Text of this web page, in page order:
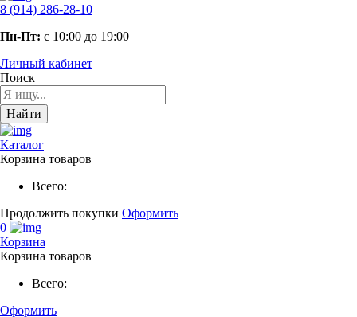
8 (914) 286-28-10
Пн-Пт: с 10:00 до 19:00
Личный кабинет
Поиск
Найти
Каталог
Корзина товаров
Всего:
Продолжить покупки Оформить
0
Корзина
Корзина товаров
Всего:
Оформить